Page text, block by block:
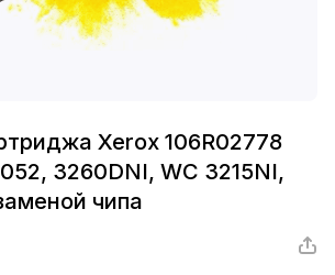
Xerox 106R02778
3260DNI, WC 3215NI,
чипа